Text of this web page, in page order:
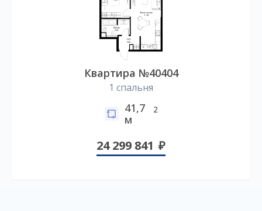
Квартира №40404
1 спальня
41,7
м
2
24 299 841